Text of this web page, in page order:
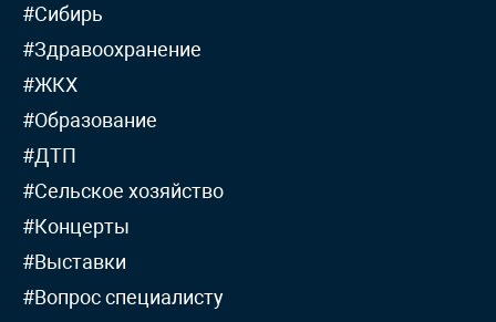
#Сибирь
#Здравоохранение
#ЖКХ
#Образование
#ДТП
#Сельское хозяйство
#Концерты
#Выставки
#Вопрос специалисту